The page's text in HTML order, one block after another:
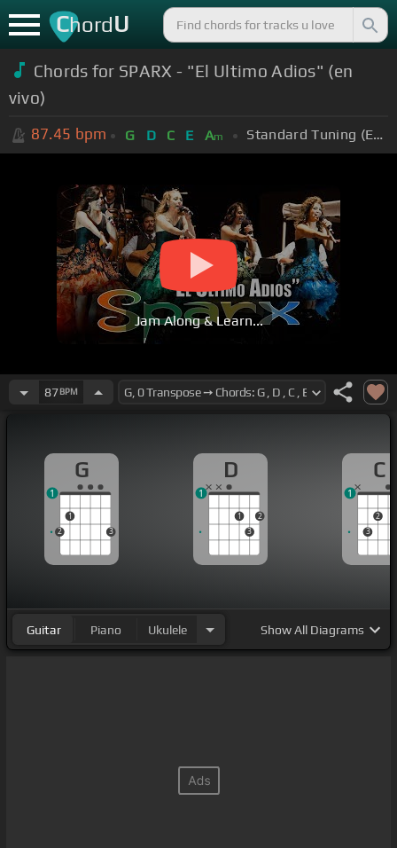
ChordU
Chords for SPARX - "El Ultimo Adios" (en
vivo)
87.45 bpm G D C E Am Standard Tuning (EADGBE)
Jam Along & Learn...
87BPM
G
2
1
3
1
D
1
3
2
1
C
3
2
1
Guitar Piano Ukulele ShowAll Diagrams